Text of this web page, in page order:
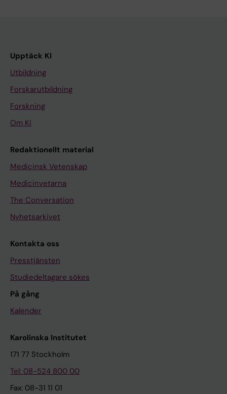
Upptäck KI
Utbildning
Forskarutbildning
Forskning
Om KI
Redaktionellt material
Medicinsk Vetenskap
Medicinvetarna
The Conversation
Nyhetsarkivet
Kontakta oss
Presstjänsten
Studiedeltagare sökes
På gång
Kalender
Karolinska Institutet
171 77 Stockholm
Tel: 08-524 800 00
Fax: 08-31 11 01